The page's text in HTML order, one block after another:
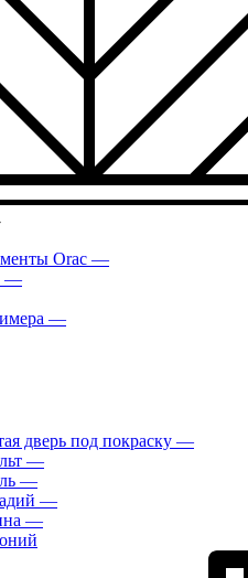
Orac —
—
—
дверь под покраску —
—
—
—
—